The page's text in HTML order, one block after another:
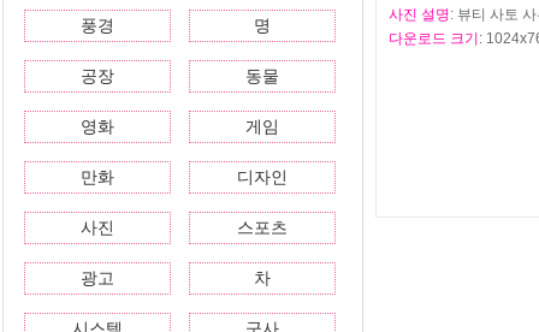
풍경 명
공장 동물
영화 게임
만화 디자인
사진 스포츠
광고 차
사진 설명: 뷰티 사토
다운로드 크기 :